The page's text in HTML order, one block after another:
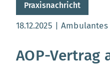
Praxisnachricht
Aktualisierungsdatum:
18.12.2025
AOP-Vertrag